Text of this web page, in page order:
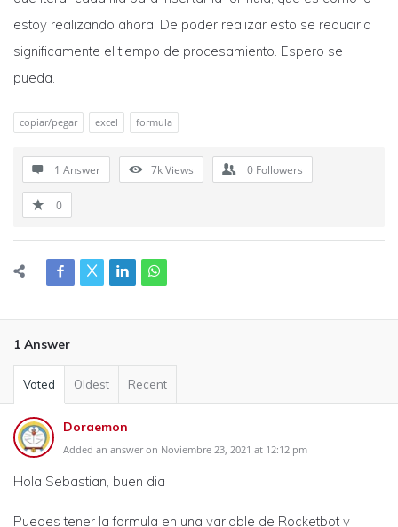
estoy realizando ahora. De poder realizar esto se reduciria
significamente el tiempo de procesamiento. Espero se
pueda.
copiar/pegar excel formula
1 Answer 7kViews 0 Followers
0
1 Answer
Voted Oldest Recent
Doraemon
Added an answer on Noviembre 23, 2021 at 12:12 pm
Hola Sebastian, buen dia
Puedes tener la formula en una variable de Rocketbot y